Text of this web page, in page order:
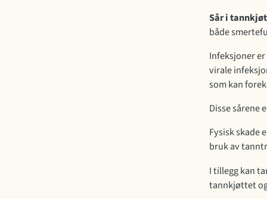
Sår i
både
Infeksjoner
virale
som kan
Disse sårene
Fysisk skade
bruk av
I tillegg kan
tannkjøttet